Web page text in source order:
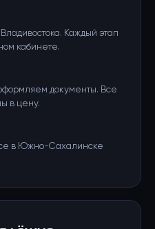
Каждый этап
кабинете.
документы. Все
в цену.
в Южно-Сахалинске